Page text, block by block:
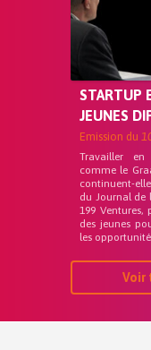
STARTUP
JEUNES
Emission du
Travailler en
comme le
continuent-
du Journal de
199 Ventures,
des jeunes
les
Voir